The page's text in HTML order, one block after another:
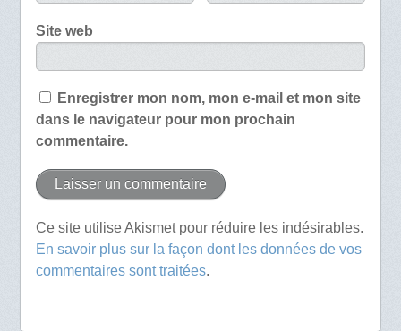
Site web
Enregistrer mon nom, mon e-mail et mon site
dans le navigateur pour mon prochain
commentaire.
Ce site utilise Akismet pour réduire les indésirables.
En savoir plus sur la façon dont les données de vos
commentaires sont traitées.